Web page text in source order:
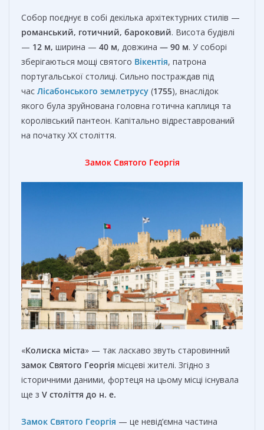
Собор поєднує в собі декілька архітектурних стилів —
романський, готичний, бароковий. Висота будівлі
— 12 м, ширина — 40 м, довжина — 90 м. У соборі
зберігаються мощі святого Вікентія, патрона
португальської столиці. Сильно постраждав під
час Лісабонського землетрусу (1755), внаслідок
якого була зруйнована головна готична каплиця та
королівський пантеон. Капітально відреставрований
на початку ХХ століття.
Замок Святого Георгія
«Колиска міста» — так ласкаво звуть старовинний
замок Святого Георгія місцеві жителі. Згідно з
історичними даними, фортеця на цьому місці існувала
ще з V століття до н. е.
Замок Святого Георгія — це невід’ємна частина